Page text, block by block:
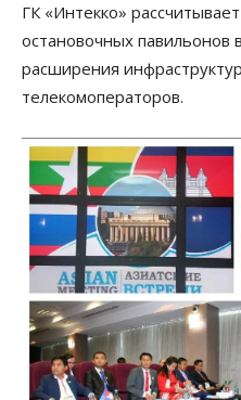
ГК «Интекко»
остановочных павильонов
расширения
телекомоператоров.